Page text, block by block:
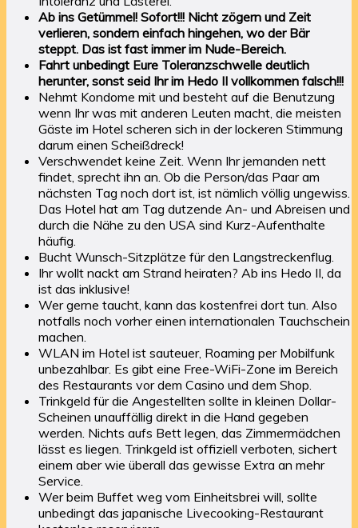
Ab ins Getümmel! Sofort!!! Nicht zögern und Zeit
verlieren, sondern einfach hingehen, wo der Bär
steppt. Das ist fast immer im Nude-Bereich.
Fahrt unbedingt Eure Toleranzschwelle deutlich
herunter, sonst seid Ihr im Hedo II vollkommen falsch!!!
Nehmt Kondome mit und besteht auf die Benutzung
wenn Ihr was mit anderen Leuten macht, die meisten
Gäste im Hotel scheren sich in der lockeren Stimmung
darum einen Scheißdreck!
Verschwendet keine Zeit. Wenn Ihr jemanden nett
findet, sprecht ihn an. Ob die Person/das Paar am
nächsten Tag noch dort ist, ist nämlich völlig ungewiss.
Das Hotel hat am Tag dutzende An- und Abreisen und
durch die Nähe zu den USA sind Kurz-Aufenthalte
häufig.
Bucht Wunsch-Sitzplätze für den Langstreckenflug.
Ihr wollt nackt am Strand heiraten? Ab ins Hedo II, da
ist das inklusive!
Wer gerne taucht, kann das kostenfrei dort tun. Also
notfalls noch vorher einen internationalen Tauchschein
machen.
WLAN im Hotel ist sauteuer, Roaming per Mobilfunk
unbezahlbar. Es gibt eine Free-WiFi-Zone im Bereich
des Restaurants vor dem Casino und dem Shop.
Trinkgeld für die Angestellten sollte in kleinen Dollar-
Scheinen unauffällig direkt in die Hand gegeben
werden. Nichts aufs Bett legen, das Zimmermädchen
lässt es liegen. Trinkgeld ist offiziell verboten, sichert
einem aber wie überall das gewisse Extra an mehr
Service.
Wer beim Buffet weg vom Einheitsbrei will, sollte
unbedingt das japanische Livecooking-Restaurant